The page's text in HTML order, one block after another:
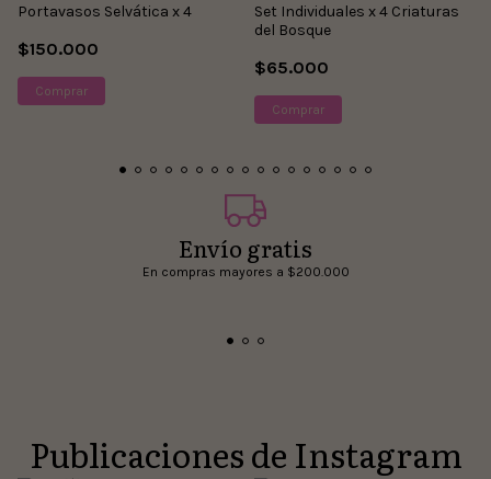
Portavasos Selvática x 4
$150.000
Set Individuales x 4 Criaturas
del Bosque
$65.000
Envío gratis
En compras mayores a $200.000
Publicaciones de Instagram